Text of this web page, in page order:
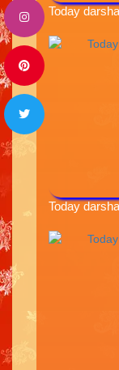
Today
Today